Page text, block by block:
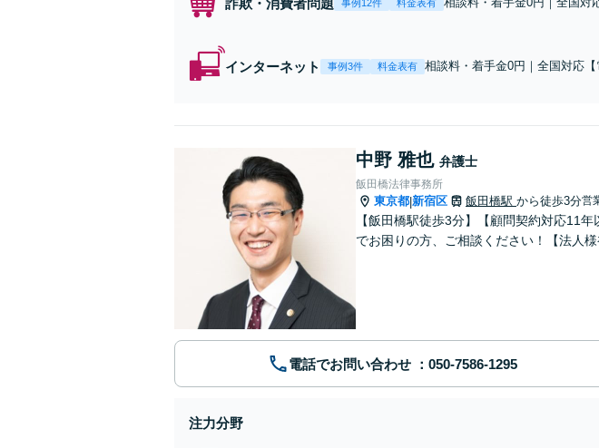
事例12件 料金表有
インターネット 事例3件 料金表有
相談料・着手金0円｜全国対応
中野 雅也 弁護士
飯田橋法律事務所
東京都|新宿区 飯田橋駅 から徒歩3分営
【飯田橋駅徒歩3分】【顧問契約対応11
でお困りの方、ご相談ください！【法人
電話でお問い合わせ
注力分野